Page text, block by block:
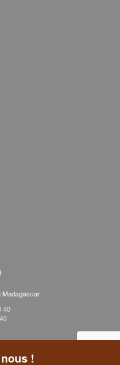
Madagascar
40
!